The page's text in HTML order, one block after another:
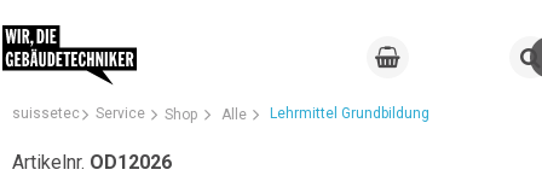
suissetec Service Shop Alle Lehrmittel Grundbildung
Artikelnr. OD12026